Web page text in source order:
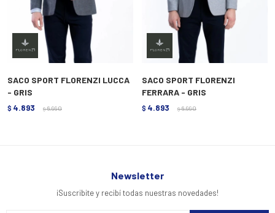
SACO SPORT FLORENZI LUCCA
- GRIS
$ 4.893 $ 6.990
SACO SPORT FLORENZI
FERRARA - GRIS
$ 4.893 $ 6.990
Newsletter
¡Suscribite y recibí todas nuestras novedades!